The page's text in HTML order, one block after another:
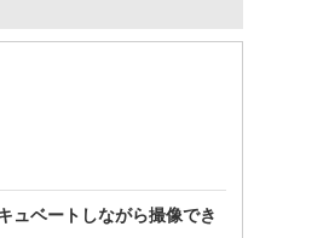
ュベートしながら撮像でき